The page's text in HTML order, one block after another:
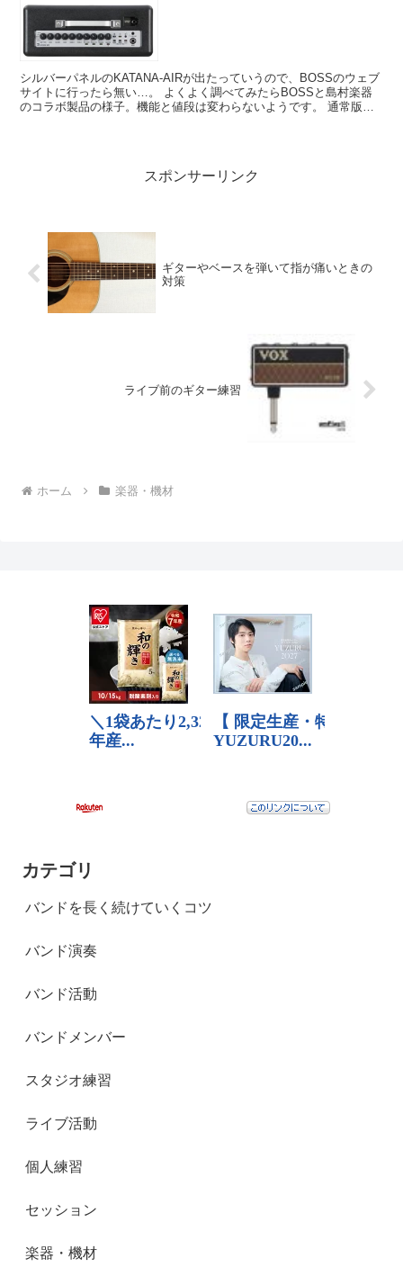
シルバーパネルのKATANA-AIRが出たっていうので、BOSSのウェブ
サイトに行ったら無い…。 よくよく調べてみたらBOSSと島村楽器
のコラボ製品の様子。機能と値段は変わらないようです。 通常版の
スポンサーリンク
ギターやベースを弾いて指が痛いときの
対策
ライブ前のギター練習
ホーム 楽器・機材
カテゴリ
バンドを長く続けていくコツ
バンド演奏
バンド活動
バンドメンバー
スタジオ練習
ライブ活動
個人練習
セッション
楽器・機材